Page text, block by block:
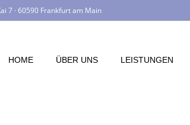
7 · 60590 Frankfurt am Main
HOME ÜBER UNS LEISTUNGEN